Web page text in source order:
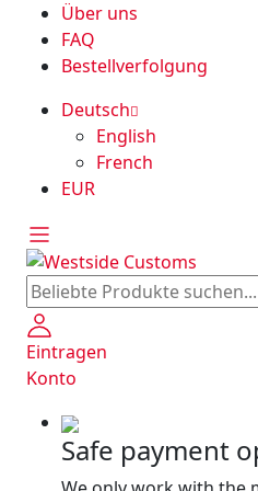
Über uns
FAQ
Bestellverfolgung
Deutsch
English
French
EUR
Eintragen
Konto
Safe payment